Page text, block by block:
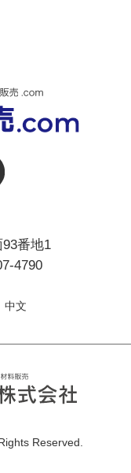
番地1
4790
中文
Reserved.